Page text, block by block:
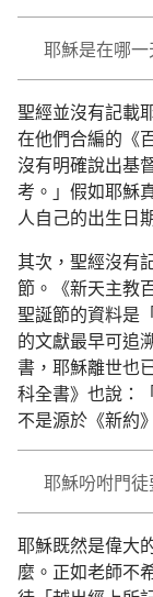
耶穌是在哪一
聖經並沒有記載
在他們合編的《
沒有明確說出基
考。」假如耶穌
人自己的出生日
其次，聖經沒有
節。《新天主教
聖誕節的資料是
的文獻最早可追
書，耶穌離世也
科全書》也說：
不是源於《新約
耶穌吩咐門
耶穌既然是偉大
麼。正如老師不